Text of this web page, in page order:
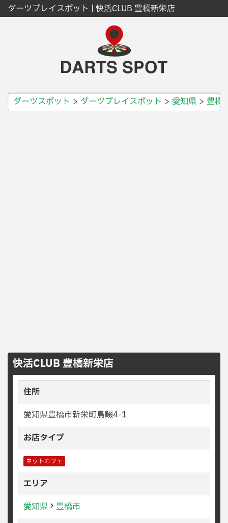
ダーツプレイスポット | 快活CLUB 豊橋新栄店
ダーツスポット ダーツプレイスポット 愛知県 豊橋
快活CLUB 豊橋新栄店
住所
愛知県豊橋市新栄町鳥畷4-1
お店タイプ
ネットカフェ
エリア
愛知県
豊橋市